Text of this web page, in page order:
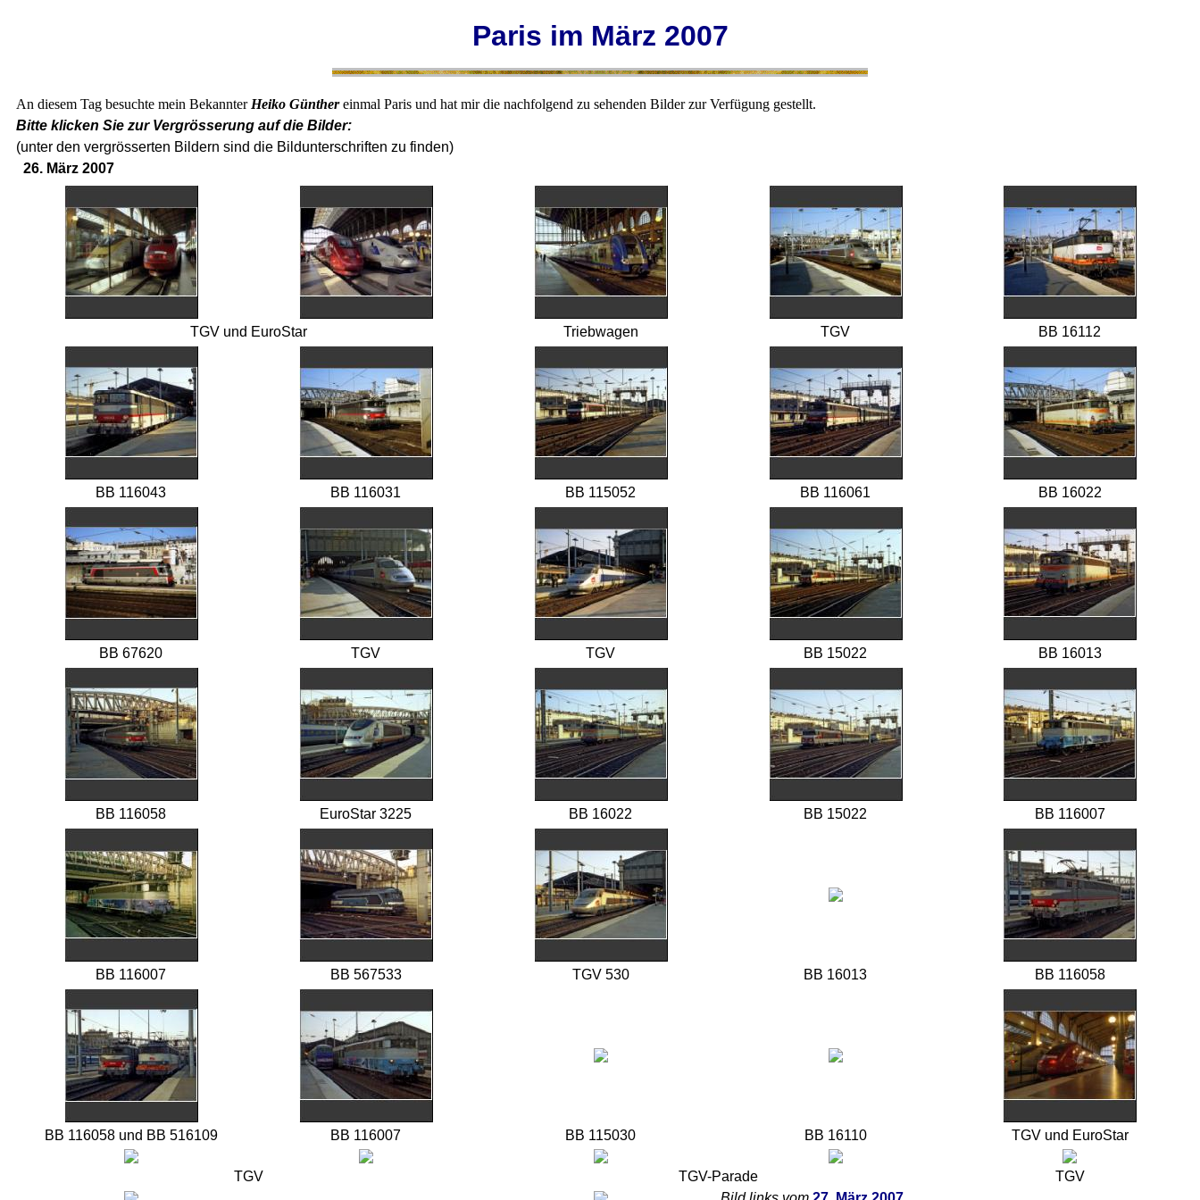
Paris im März 2007
An diesem Tag besuchte mein Bekannter Heiko Günthereinmal Paris und hat mir die nachfolgend zu sehenden Bilder zur Verfügung gestellt.
Bitte klicken Sie zur Vergrösserung auf die Bilder:
(unter den vergrösserten Bildern sind die Bildunterschriften zu finden)
26. März 2007
TGV und EuroStar Triebwagen TGV BB 16112
BB 116043 BB 116031 BB 115052 BB 116061 BB 16022
BB 67620 TGV TGV BB 15022 BB 16013
BB 116058 EuroStar 3225 BB 16022 BB 15022 BB 116007
BB 116007 BB 567533 TGV 530 BB 16013 BB 116058
BB 116058 und BB 516109 BB 116007 BB 115030 BB 16110 TGV und EuroStar
TGV TGV-Parade
TGV